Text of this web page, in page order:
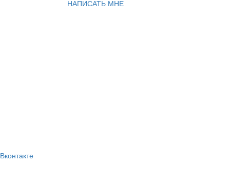
НАПИСАТЬ МНЕ
Вконтакте